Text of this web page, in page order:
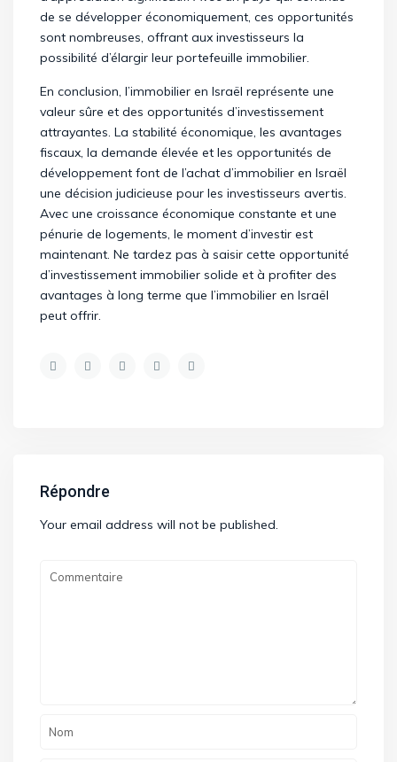
de se développer économiquement, ces opportunités
sont nombreuses, offrant aux investisseurs la
possibilité d’élargir leur portefeuille immobilier.
En conclusion, l’immobilier en Israël représente une
valeur sûre et des opportunités d’investissement
attrayantes. La stabilité économique, les avantages
fiscaux, la demande élevée et les opportunités de
développement font de l’achat d’immobilier en Israël
une décision judicieuse pour les investisseurs avertis.
Avec une croissance économique constante et une
pénurie de logements, le moment d’investir est
maintenant. Ne tardez pas à saisir cette opportunité
d’investissement immobilier solide et à profiter des
avantages à long terme que l’immobilier en Israël
peut offrir.
Répondre
Your email address will not be published.